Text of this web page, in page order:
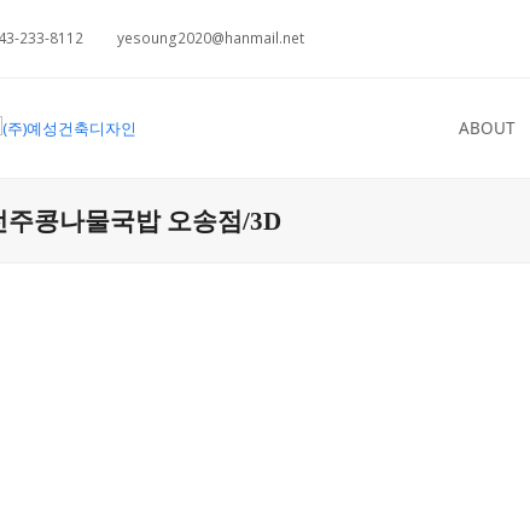
233-8112 yesoung2020@hanmail.net
ABOUT
주콩나물국밥 오송점/3D